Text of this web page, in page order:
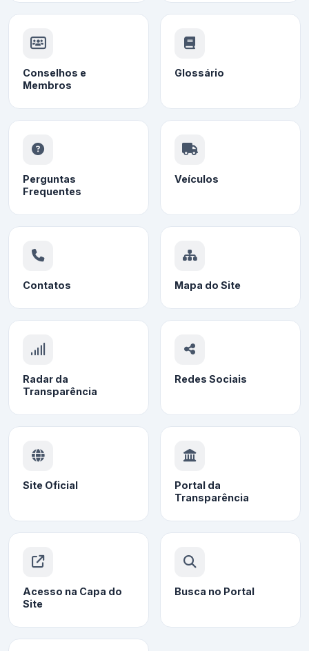
Conselhos e
Membros
Glossário
Perguntas
Frequentes
Veículos
Contatos Mapa do Site
Radar da
Transparência
Redes Sociais
Site Oficial
Portal da
Transparência
Acesso na Capa do
Site
Busca no Portal